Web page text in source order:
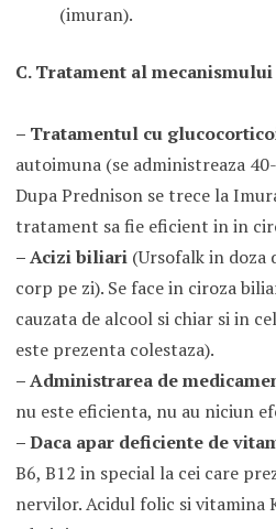
(imuran).
C. Tratament al
– Tratamentul cu
autoimuna (se administreaza
Dupa Prednison se trece la
tratament sa fie eficient in in
– Acizi biliari (Ursofalk in doza
corp pe zi). Se face in ciroza
cauzata de alcool si chiar si in
este prezenta colestaza).
– Administrarea de
nu este eficienta, nu au niciun
– Daca apar deficiente de
B6, B12 in special la cei care
nervilor. Acidul folic si vitamina